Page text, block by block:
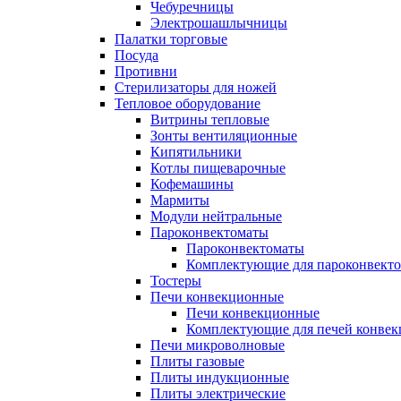
Чебуречницы
Электрошашлычницы
Палатки торговые
Посуда
Противни
Стерилизаторы для ножей
Тепловое оборудование
Витрины тепловые
Зонты вентиляционные
Кипятильники
Котлы пищеварочные
Кофемашины
Мармиты
Модули нейтральные
Пароконвектоматы
Пароконвектоматы
Комплектующие для
Тостеры
Печи конвекционные
Печи конвекционные
Комплектующие для печей
Печи микроволновые
Плиты газовые
Плиты индукционные
Плиты электрические